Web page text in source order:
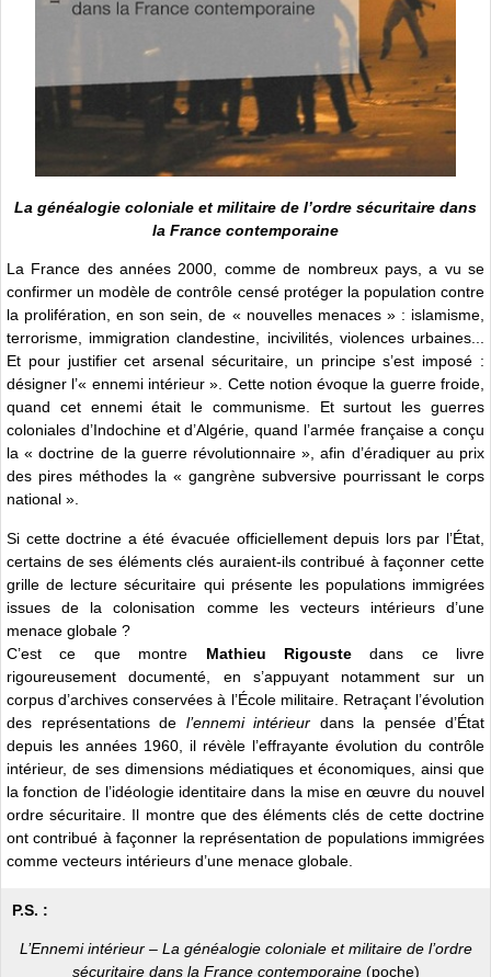
La généalogie coloniale et militaire de l’ordre sécuritaire dans
la France contemporaine
La France des années 2000, comme de nombreux pays, a vu se
confirmer un modèle de contrôle censé protéger la population contre
la prolifération, en son sein, de « nouvelles menaces » : islamisme,
terrorisme, immigration clandestine, incivilités, violences urbaines...
Et pour justifier cet arsenal sécuritaire, un principe s’est imposé :
désigner l’« ennemi intérieur ». Cette notion évoque la guerre froide,
quand cet ennemi était le communisme. Et surtout les guerres
coloniales d’Indochine et d’Algérie, quand l’armée française a conçu
la « doctrine de la guerre révolutionnaire », afin d’éradiquer au prix
des pires méthodes la « gangrène subversive pourrissant le corps
national ».
Si cette doctrine a été évacuée officiellement depuis lors par l’État,
certains de ses éléments clés auraient-ils contribué à façonner cette
grille de lecture sécuritaire qui présente les populations immigrées
issues de la colonisation comme les vecteurs intérieurs d’une
menace globale ?
C’est ce que montre Mathieu Rigoustedans ce livre
rigoureusement documenté, en s’appuyant notamment sur un
corpus d’archives conservées à l’École militaire. Retraçant l’évolution
des représentations de l’ennemi intérieur dans la pensée d’État
depuis les années 1960, il révèle l’effrayante évolution du contrôle
intérieur, de ses dimensions médiatiques et économiques, ainsi que
la fonction de l’idéologie identitaire dans la mise en œuvre du nouvel
ordre sécuritaire. Il montre que des éléments clés de cette doctrine
ont contribué à façonner la représentation de populations immigrées
comme vecteurs intérieurs d’une menace globale.
P.S. :
L’Ennemi intérieur – La généalogie coloniale et militaire de l’ordre
sécuritaire dans la France contemporaine(poche)